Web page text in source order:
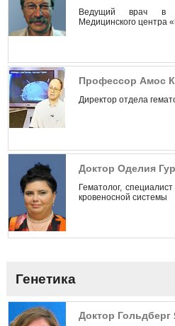
Ведущий врач в
Медицинского центра
Профессор Амос
Директор отдела
Доктор Оделия Гур
Гематолог,
кровеносной системы
Генетика
Доктор Гольдберг